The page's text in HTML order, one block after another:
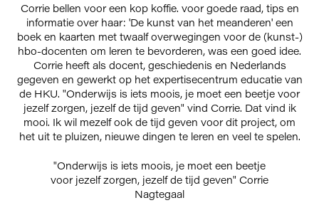
Corrie bellen voor een kop koffie. voor goede raad, tips en
informatie over haar: 'De kunst van het meanderen' een
boek en kaarten met twaalf overwegingen voor de (kunst-)
hbo-docenten om leren te bevorderen, was een goed idee.
Corrie heeft als docent, geschiedenis en Nederlands
gegeven en gewerkt op het expertisecentrum educatie van
de HKU. "Onderwijs is iets moois, je moet een beetje voor
jezelf zorgen, jezelf de tijd geven" vind Corrie. Dat vind ik
mooi. Ik wil mezelf ook de tijd geven voor dit project, om
het uit te pluizen, nieuwe dingen te leren en veel te spelen.
"Onderwijs is iets moois, je moet een beetje
voor jezelf zorgen, jezelf de tijd geven" Corrie
Nagtegaal